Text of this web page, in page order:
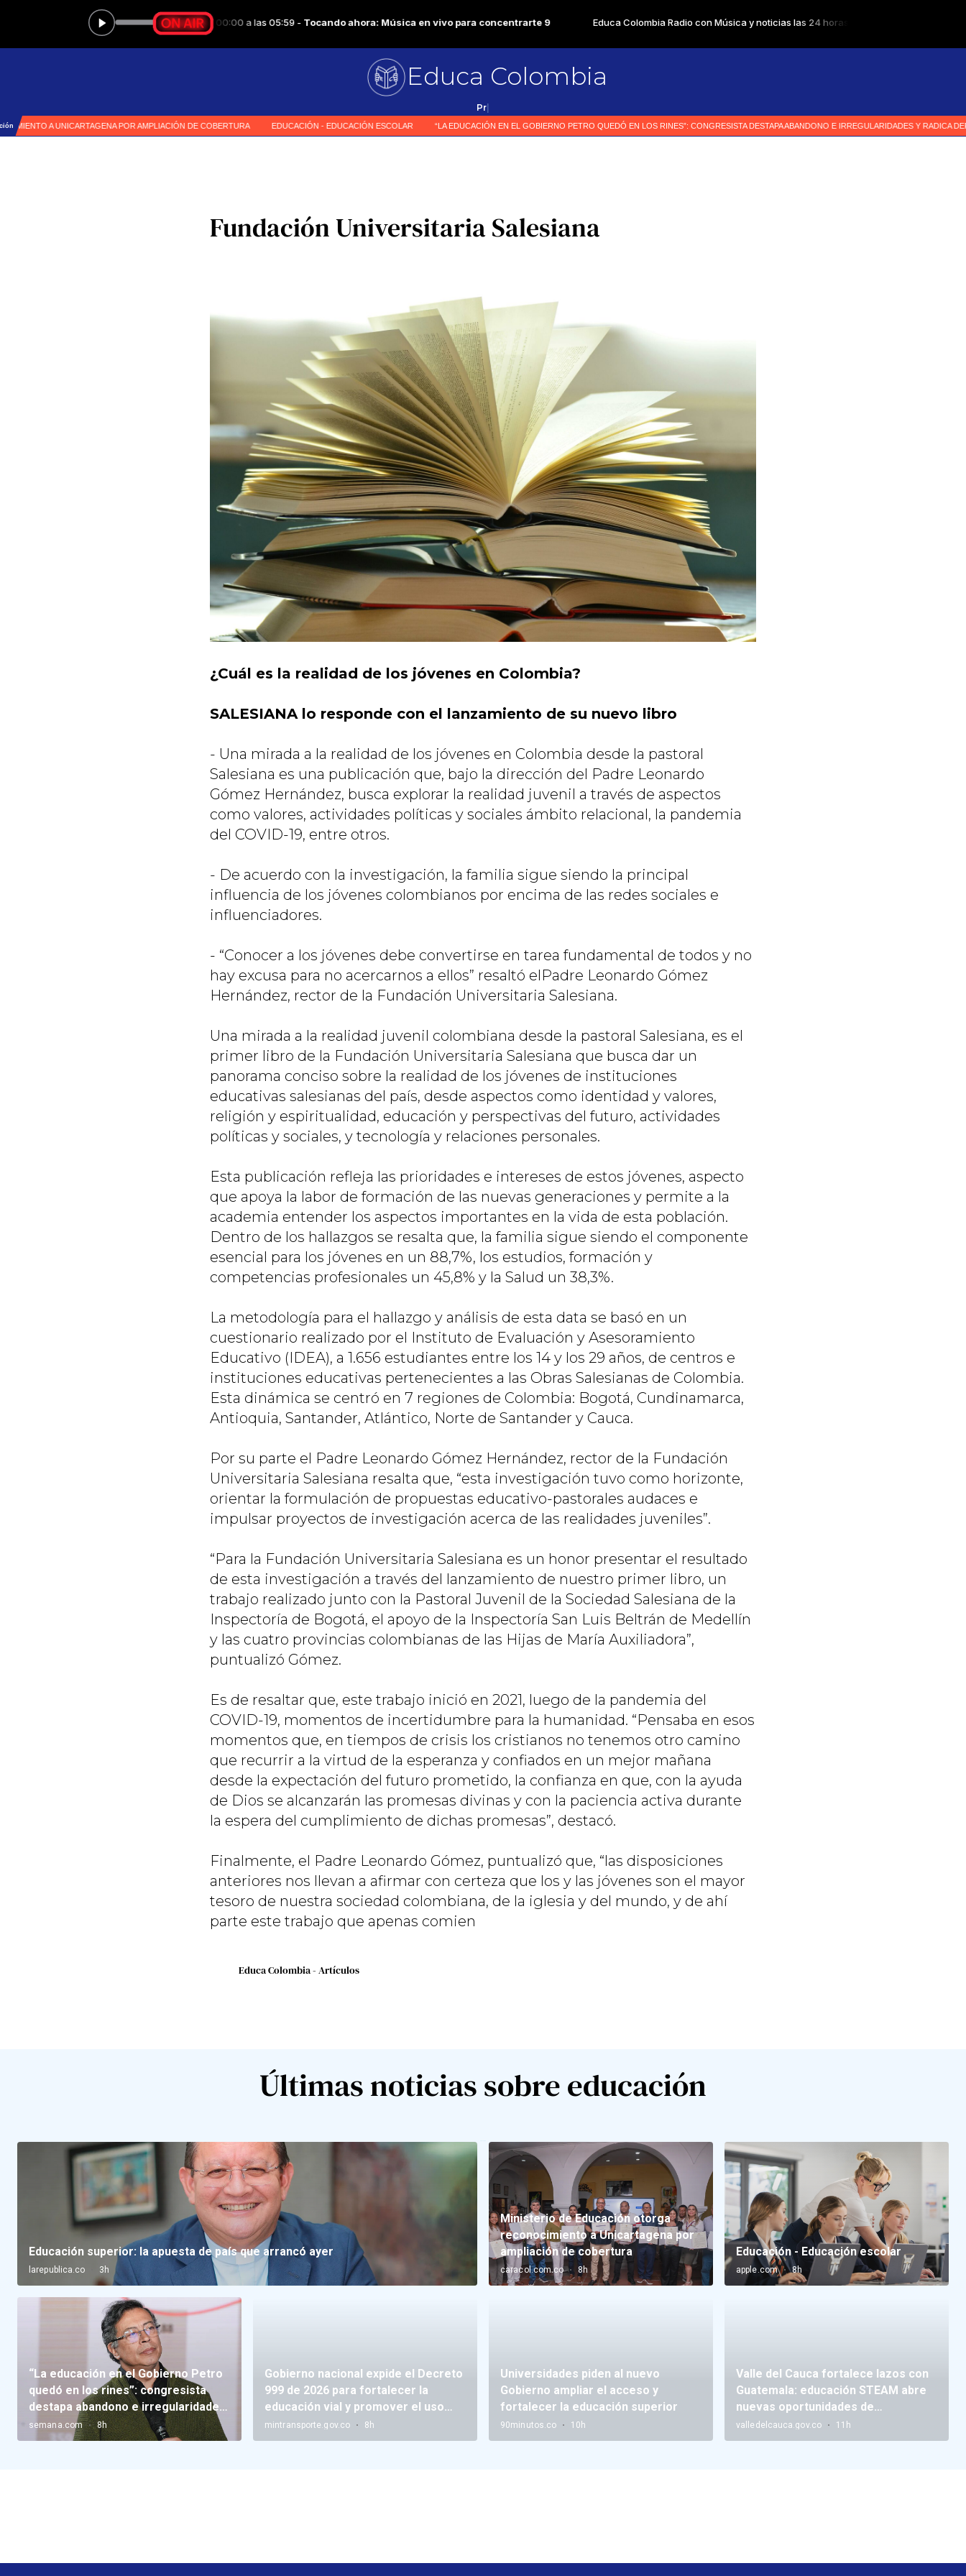
Educa Colombia
Primer medio especializa
Fundación Universitaria Salesiana
¿Cuál es la realidad de los jóvenes en Colombia?
SALESIANA lo responde con el lanzamiento de su nuevo libro
- Una mirada a la realidad de los jóvenes en Colombia desde la pastoral
Salesiana es una publicación que, bajo la dirección del Padre Leonardo
Gómez Hernández, busca explorar la realidad juvenil a través de aspectos
como valores, actividades políticas y sociales ámbito relacional, la pandemia
del COVID-19, entre otros.
- De acuerdo con la investigación, la familia sigue siendo la principal
influencia de los jóvenes colombianos por encima de las redes sociales e
influenciadores.
- “Conocer a los jóvenes debe convertirse en tarea fundamental de todos y no
hay excusa para no acercarnos a ellos” resaltó elPadre Leonardo Gómez
Hernández, rector de la Fundación Universitaria Salesiana.
Una mirada a la realidad juvenil colombiana desde la pastoral Salesiana, es el
primer libro de la Fundación Universitaria Salesiana que busca dar un
panorama conciso sobre la realidad de los jóvenes de instituciones
educativas salesianas del país, desde aspectos como identidad y valores,
religión y espiritualidad, educación y perspectivas del futuro, actividades
políticas y sociales, y tecnología y relaciones personales.
Esta publicación refleja las prioridades e intereses de estos jóvenes, aspecto
que apoya la labor de formación de las nuevas generaciones y permite a la
academia entender los aspectos importantes en la vida de esta población.
Dentro de los hallazgos se resalta que, la familia sigue siendo el componente
esencial para los jóvenes en un 88,7%, los estudios, formación y
competencias profesionales un 45,8% y la Salud un 38,3%.
La metodología para el hallazgo y análisis de esta data se basó en un
cuestionario realizado por el Instituto de Evaluación y Asesoramiento
Educativo (IDEA), a 1.656 estudiantes entre los 14 y los 29 años, de centros e
instituciones educativas pertenecientes a las Obras Salesianas de Colombia.
Esta dinámica se centró en 7 regiones de Colombia: Bogotá, Cundinamarca,
Antioquia, Santander, Atlántico, Norte de Santander y Cauca.
Por su parte el Padre Leonardo Gómez Hernández, rector de la Fundación
Universitaria Salesiana resalta que, “esta investigación tuvo como horizonte,
orientar la formulación de propuestas educativo-pastorales audaces e
impulsar proyectos de investigación acerca de las realidades juveniles”.
“Para la Fundación Universitaria Salesiana es un honor presentar el resultado
de esta investigación a través del lanzamiento de nuestro primer libro, un
trabajo realizado junto con la Pastoral Juvenil de la Sociedad Salesiana de la
Inspectoría de Bogotá, el apoyo de la Inspectoría San Luis Beltrán de Medellín
y las cuatro provincias colombianas de las Hijas de María Auxiliadora”,
puntualizó Gómez.
Es de resaltar que, este trabajo inició en 2021, luego de la pandemia del
COVID-19, momentos de incertidumbre para la humanidad. “Pensaba en esos
momentos que, en tiempos de crisis los cristianos no tenemos otro camino
que recurrir a la virtud de la esperanza y confiados en un mejor mañana
desde la expectación del futuro prometido, la confianza en que, con la ayuda
de Dios se alcanzarán las promesas divinas y con la paciencia activa durante
la espera del cumplimiento de dichas promesas”, destacó.
Finalmente, el Padre Leonardo Gómez, puntualizó que, “las disposiciones
anteriores nos llevan a afirmar con certeza que los y las jóvenes son el mayor
tesoro de nuestra sociedad colombiana, de la iglesia y del mundo, y de ahí
parte este trabajo que apenas comien
Educa Colombia - Artículos
Últimas noticias sobre educación